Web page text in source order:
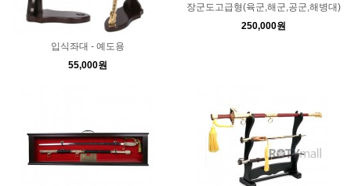
입식좌대 - 예도용
55,000원
장군도고급형(육군,해군,공군,해병대)
250,000원